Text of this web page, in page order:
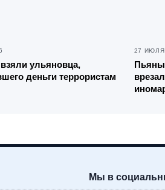
ульяновца,
деньги террористам
27 ИЮЛЯ
Мы в